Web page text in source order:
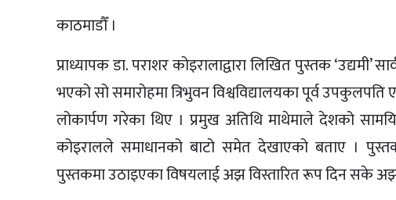
काठमाडौँ ।
प्राध्यापक डा. पराशर कोइरालाद्वारा लिखित पुस्तक
भएको सो समारोहमा त्रिभुवन विश्वविद्यालयका पूर्व
लोकार्पण गरेका थिए । प्रमुख अतिथि माथेमाले देशको
कोइरालले समाधानको बाटो समेत देखाएको बताए ।
पुस्तकमा उठाइएका विषयलाई अझ विस्तारित रूप दिन सके अझ